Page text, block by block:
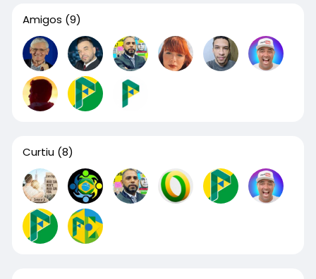
Amigos (9)
Curtiu (8)